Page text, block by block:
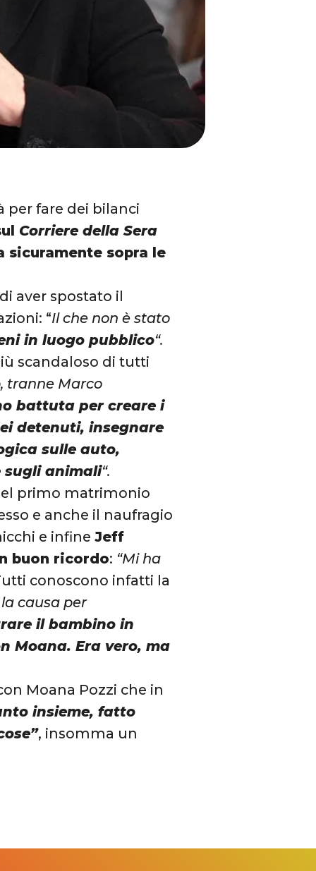
per fare dei bilanci
Corriere della Sera
sopra le
aver spostato il
“Il che non è stato
in luogo pubblico“.
scandaloso di tutti
tranne Marco
battuta per creare i
detenuti, insegnare
sulle auto,
sugli animali“.
primo matrimonio
e anche il naufragio
e infineJeff
buon ricordo: “Mi ha
conoscono infatti la
causa per
il bambino in
Moana. Era vero, ma
Moana Pozzi che in
insieme, fatto
, insomma un